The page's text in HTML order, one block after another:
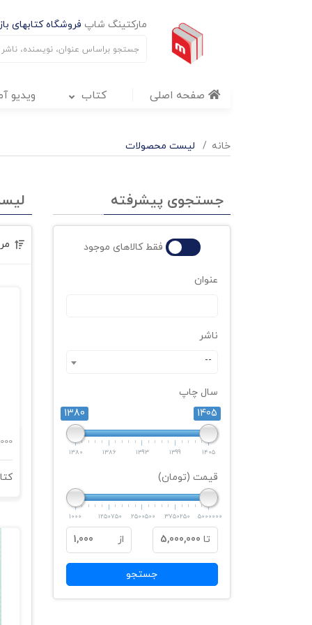
مارکتینگ شاپ فروشگاه کتابهای
صفحه اصلی کتاب ویدیو
خانه لیست محصولات
جستجوی پیشرفته
فقط کالاهای موجود
عنوان
ناشر
--
سال چاپ
1380
1405
1380 1386 1393 1399 1405
قیمت (تومان)
1000 1250750 2500500 3750250 5000000
تا 5,000,000 از 1,000
جستجو